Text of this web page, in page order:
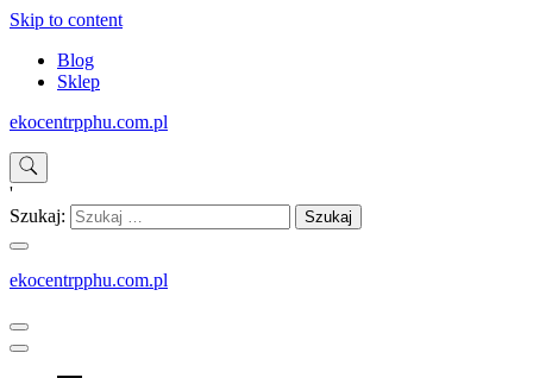
Skip to content
Blog
Sklep
ekocentrpphu.com.pl
'
Szukaj:
ekocentrpphu.com.pl